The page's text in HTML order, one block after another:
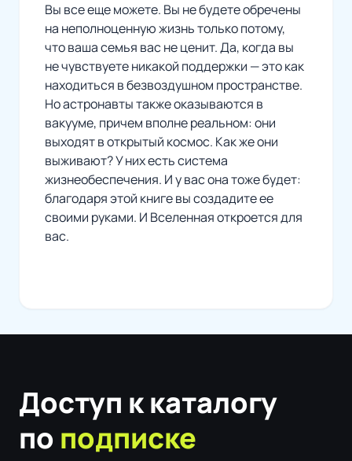
Вы все еще можете. Вы не будете обречены
на неполноценную жизнь только потому,
что ваша семья вас не ценит. Да, когда вы
не чувствуете никакой поддержки — это как
находиться в безвоздушном пространстве.
Но астронавты также оказываются в
вакууме, причем вполне реальном: они
выходят в открытый космос. Как же они
выживают? У них есть система
жизнеобеспечения. И у вас она тоже будет:
благодаря этой книге вы создадите ее
своими руками. И Вселенная откроется для
вас.
Доступ к каталогу
по подписке